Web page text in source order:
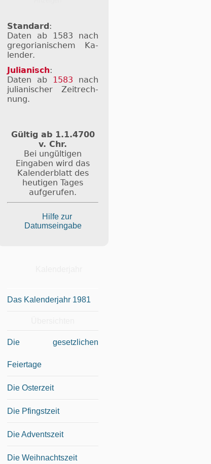
Standard :
Daten ab 1583 nach
gre­go­ri­a­ni­schem Ka­
len­der.
Julianisch:
Daten ab 1583 nach
ju­li­a­ni­scher Zeit­rech­
nung.
Gültig ab 1.1.4700
v. Chr.
Bei ungültigen
Eingaben wird das
Kalenderblatt des
heutigen Tages
aufgerufen.
Hilfe zur
Datumseingabe
Das Kalenderjahr 1981
Die gesetzlichen
Feiertage
Die Osterzeit
Die Pfingstzeit
Die Adventszeit
Die Weihnachtszeit